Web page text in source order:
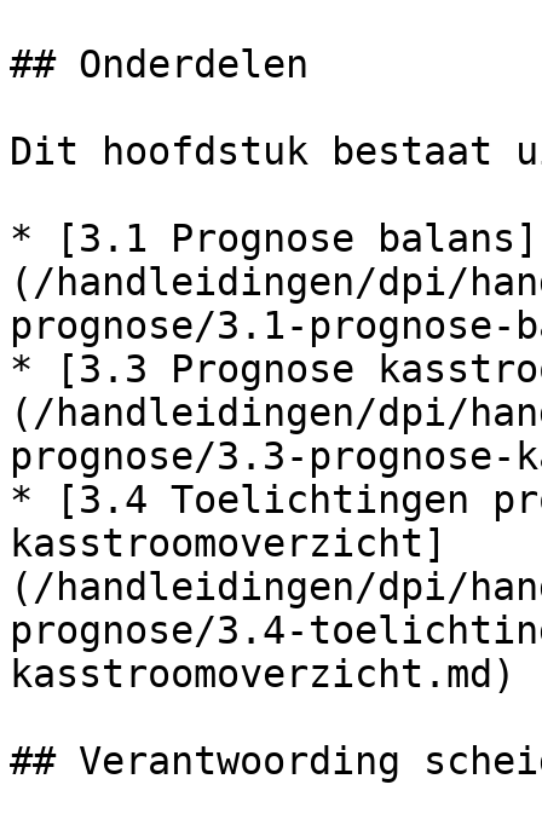
## Onderdelen
Dit hoofdstuk bestaat
* [3.1 Prognose balans]
(/handleidingen/dpi/
prognose/3.1-prognose-
* [3.3 Prognose
(/handleidingen/dpi/
prognose/3.3-prognose-
* [3.4 Toelichtingen
kasstroomoverzicht]
(/handleidingen/dpi/
prognose/3.4-
kasstroomoverzicht.md)
## Verantwoording